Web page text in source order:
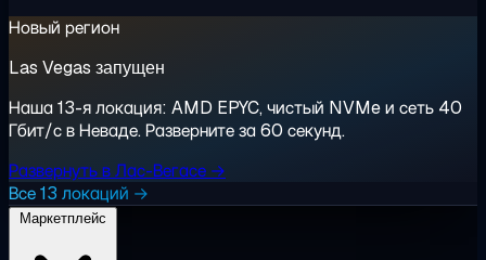
Новый регион
Las Vegas запущен
Наша 13-я локация: AMD EPYC, чистый NVMe и сеть 40
Гбит/с в Неваде. Разверните за 60 секунд.
Развернуть в Лас-Вегасе →
Все 13 локаций →